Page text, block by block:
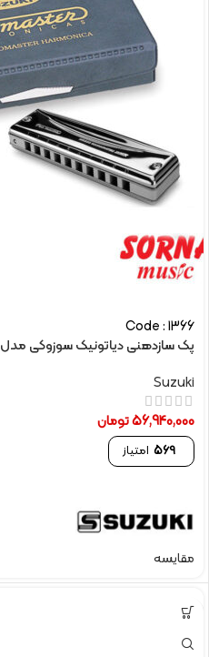
Code : 1366
پک سازدهنی دیاتونیک سوزوکی مدل Pro MASTER
Suzuki
56,940,000تومان
569 امتیاز
مقایسه